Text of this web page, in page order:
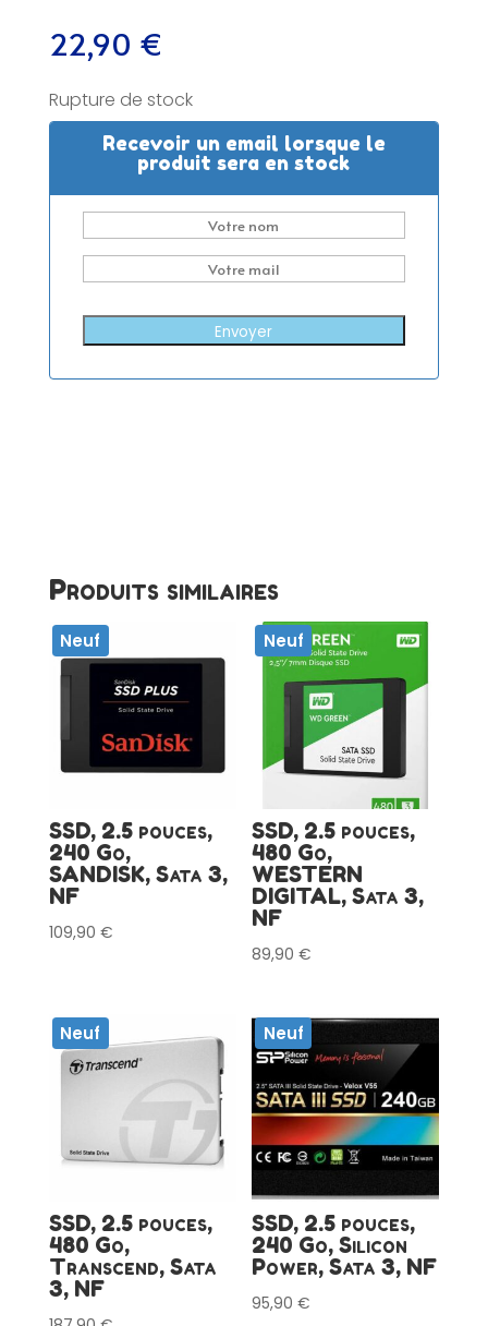
22,90 €
Rupture de stock
Recevoir un email lorsque le
produit sera en stock
Envoyer
Produits similaires
Neuf
SSD, 2.5 pouces,
240 Go,
SANDISK, Sata 3,
NF
109,90 €
Neuf
SSD, 2.5 pouces,
480 Go,
WESTERN
DIGITAL, Sata 3,
NF
89,90€
Neuf
SSD, 2.5 pouces,
480 Go,
Transcend, Sata
3, NF
Neuf
SSD, 2.5 pouces,
240 Go, Silicon
Power, Sata 3, NF
95,90€